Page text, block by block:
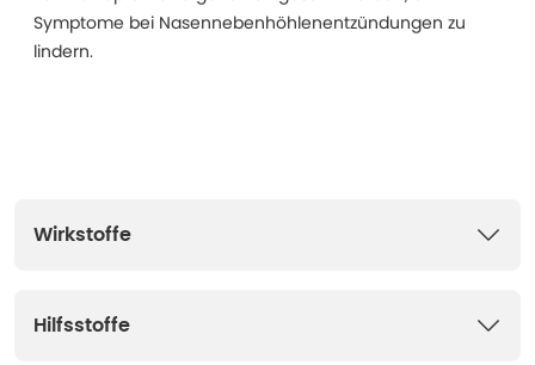
Symptome bei Nasennebenhöhlenentzündungen zu
lindern.
Wirkstoffe
Hilfsstoffe